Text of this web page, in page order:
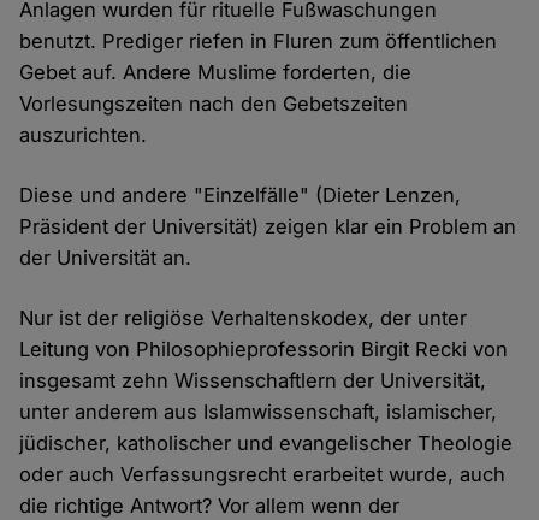
Anlagen wurden für rituelle Fußwaschungen
benutzt. Prediger riefen in Fluren zum öffentlichen
Gebet auf. Andere Muslime forderten, die
Vorlesungszeiten nach den Gebetszeiten
auszurichten.
Diese und andere "Einzelfälle" (Dieter Lenzen,
Präsident der Universität) zeigen klar ein Problem an
der Universität an.
Nur ist der religiöse Verhaltenskodex, der unter
Leitung von Philosophieprofessorin Birgit Recki von
insgesamt zehn Wissenschaftlern der Universität,
unter anderem aus Islamwissenschaft, islamischer,
jüdischer, katholischer und evangelischer Theologie
oder auch Verfassungsrecht erarbeitet wurde, auch
die richtige Antwort? Vor allem wenn der